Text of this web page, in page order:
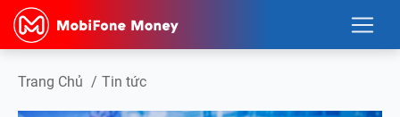
Trang Chủ / Tin tức